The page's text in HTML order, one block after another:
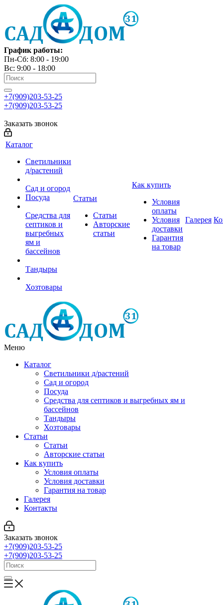
График работы:
Пн-Сб: 8:00 - 19:00
Вс: 9:00 - 18:00
+7(909)203-53-25
+7(909)203-53-25
Заказать звонок
Каталог
Светильники
д/растений
Сад и огород
Посуда
Средства для
септиков и
выгребных
ям и
бассейнов
Тандыры
Хозтовары
Статьи
Статьи
Авторские
статьи
Как купить
Условия
оплаты
Условия
доставки
Гарантия
на товар
Галерея
Меню
Каталог
Светильники д/растений
Сад и огород
Посуда
Средства для септиков и выгребных ям и
бассейнов
Тандыры
Хозтовары
Статьи
Статьи
Авторские статьи
Как купить
Условия оплаты
Условия доставки
Гарантия на товар
Галерея
Контакты
Заказать звонок
+7(909)203-53-25
+7(909)203-53-25